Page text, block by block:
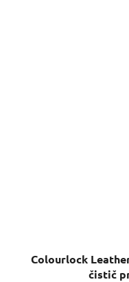
Colourlock
čistič